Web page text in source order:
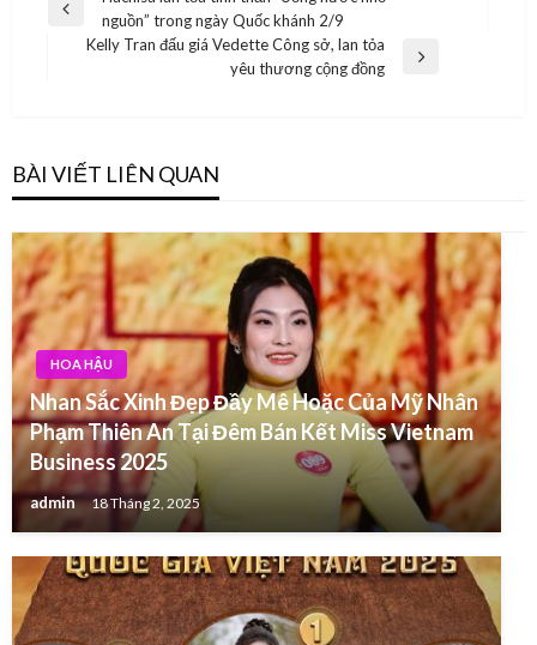
hướng
Previousnguồn” trong ngày Quốc khánh 2/9
Kelly Tran đấu giá Vedette Công sở, lan tỏa
yêu thương cộng đồng
BÀI VIẾT LIÊN QUAN
HOA HẬU
Nhan Sắc Xinh Đẹp Đầy Mê Hoặc Của Mỹ Nhân
Phạm Thiên An Tại Đêm Bán Kết Miss Vietnam
Business 2025
admin 18 Tháng 2, 2025